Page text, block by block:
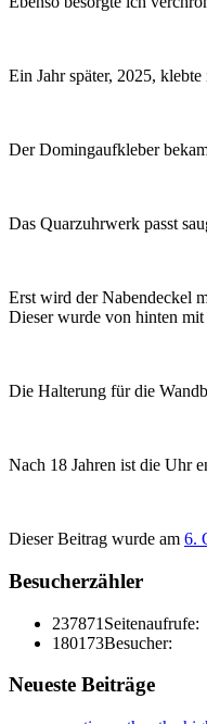
Ein Jahr später, 2025,
Der Domingaufkleber
Das Quarzuhrwerk passt
Erst wird der Nabendeckel
Dieser wurde von hinten
Die Halterung für die
Nach 18 Jahren ist die Uhr
Dieser Beitrag wurde am 6.
Besucherzähler
237871 Seitenaufrufe:
180173Besucher:
Neueste Beiträge